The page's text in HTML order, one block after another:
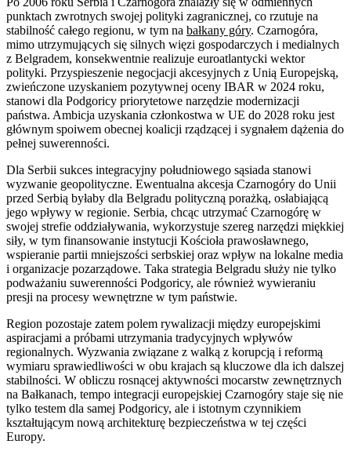
punktach zwrotnych swojej polityki zagranicznej, co rzutuje na
stabilność całego regionu, w tym na bałkany góry. Czarnogóra,
mimo utrzymujących się silnych więzi gospodarczych i medialnych
z Belgradem, konsekwentnie realizuje euroatlantycki wektor
polityki. Przyspieszenie negocjacji akcesyjnych z Unią Europejską,
zwieńczone uzyskaniem pozytywnej oceny IBAR w 2024 roku,
stanowi dla Podgoricy priorytetowe narzędzie modernizacji
państwa. Ambicja uzyskania członkostwa w UE do 2028 roku jest
głównym spoiwem obecnej koalicji rządzącej i sygnałem dążenia do
pełnej suwerenności.
Dla Serbii sukces integracyjny południowego sąsiada stanowi
wyzwanie geopolityczne. Ewentualna akcesja Czarnogóry do Unii
przed Serbią byłaby dla Belgradu polityczną porażką, osłabiającą
jego wpływy w regionie. Serbia, chcąc utrzymać Czarnogórę w
swojej strefie oddziaływania, wykorzystuje szereg narzędzi miękkiej
siły, w tym finansowanie instytucji Kościoła prawosławnego,
wspieranie partii mniejszości serbskiej oraz wpływ na lokalne media
i organizacje pozarządowe. Taka strategia Belgradu służy nie tylko
podważaniu suwerenności Podgoricy, ale również wywieraniu
presji na procesy wewnętrzne w tym państwie.
Region pozostaje zatem polem rywalizacji między europejskimi
aspiracjami a próbami utrzymania tradycyjnych wpływów
regionalnych. Wyzwania związane z walką z korupcją i reformą
wymiaru sprawiedliwości w obu krajach są kluczowe dla ich dalszej
stabilności. W obliczu rosnącej aktywności mocarstw zewnętrznych
na Bałkanach, tempo integracji europejskiej Czarnogóry staje się nie
tylko testem dla samej Podgoricy, ale i istotnym czynnikiem
kształtującym nową architekturę bezpieczeństwa w tej części
Europy.